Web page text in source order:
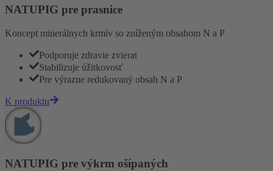
NATUPIG pre prasnice
Koncept minerálnych krmív so zníženým obsahom N a P
Podporuje zdravie zvierat
Stabilizuje úžitkovosť
Pre výrazne redukovaný obsah N a P
K produktu
NATUPIG pre výkrm ošípaných